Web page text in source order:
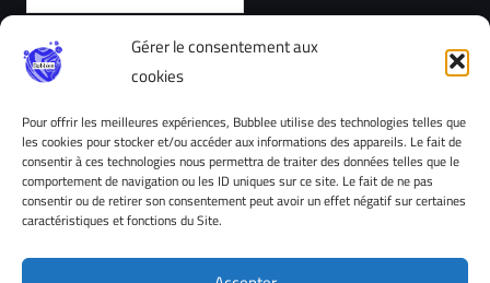
Gérer le consentement aux
cookies
Pour offrir les meilleures expériences, Bubblee utilise des technologies telles que
les cookies pour stocker et/ou accéder aux informations des appareils. Le fait de
consentir à ces technologies nous permettra de traiter des données telles que le
comportement de navigation ou les ID uniques sur ce site. Le fait de ne pas
consentir ou de retirer son consentement peut avoir un effet négatif sur certaines
caractéristiques et fonctions du Site.
Tous les produits
Cartes cadeaux
Contacter Bubblee
Politique de cookies (UE)